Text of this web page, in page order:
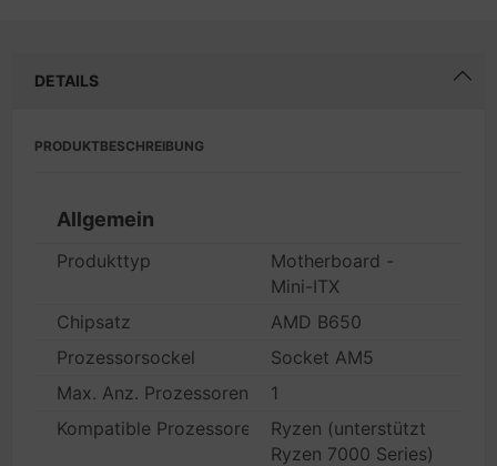
DETAILS
PRODUKTBESCHREIBUNG
Allgemein
Produkttyp
Motherboard -
Mini-ITX
Chipsatz
AMD B650
Prozessorsockel
Socket AM5
Max. Anz. Prozessoren
1
Kompatible Prozessoren
Ryzen (unterstützt
Ryzen 7000 Series)